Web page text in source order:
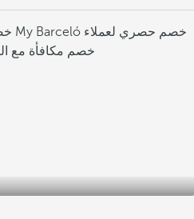
خصم إضافي يصل إلى 10% لعملاء My Barceló خصم حصري لعملاء
10٪ خصم مكافأة مع